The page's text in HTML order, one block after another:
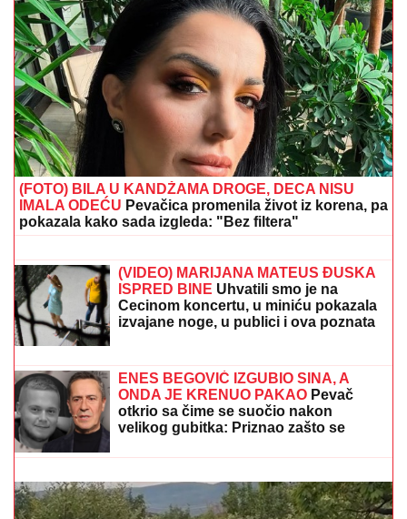
JOŠ JEDNO SLAVLJE U VILI DRAGANA
STANKOVIĆA
Nakon veridbe priredio Aleksandri
novo iznenađenje: Gosti sve snimili, ona nije mogla
da sakrije šok (Video)
"IZMEĐU JELENE I MENE NIKADA
NIŠTA NIJE BILO"Goran Ratković
Rale se oglasio nakon što je Ana
između prijatelja i žene koju volim
najviše na svetu!"
"ODUSTALI SMO OD VANTELESNE
NAKON NEUSPEŠNIH POKUŠAJA"
Voditeljka sa mužem slavi 16 godina